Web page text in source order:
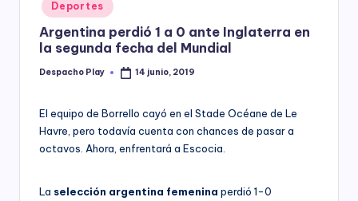
y
in
Deportes
Argentina perdió 1 a 0 ante Inglaterra en
la segunda fecha del Mundial
Posted
Despacho Play 14 junio, 2019
El equipo de Borrello cayó en el Stade Océane de Le
Havre, pero todavía cuenta con chances de pasar a
octavos. Ahora, enfrentará a Escocia.
La selección argentina femenina perdió 1-0